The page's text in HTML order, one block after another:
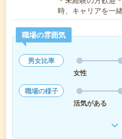
時、キャリアを一
職場の雰囲気
男女比率
女性
職場の様子
活気がある